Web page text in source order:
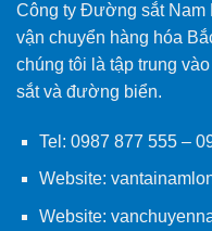
Công ty Đường sắt Nam
vận chuyển hàng hóa
chúng tôi là tập trung
sắt và đường biển.
Tel: 0987 877 555–
Website:
Website: